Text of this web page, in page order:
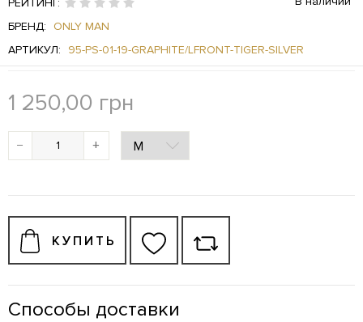
БРЕНД: ONLY MAN
АРТИКУЛ:
95-PS-01-19-GRAPHITE/LFRONT-TIGER-SILVER
1 250,00 грн
− +
КУПИТЬ
Способы доставки